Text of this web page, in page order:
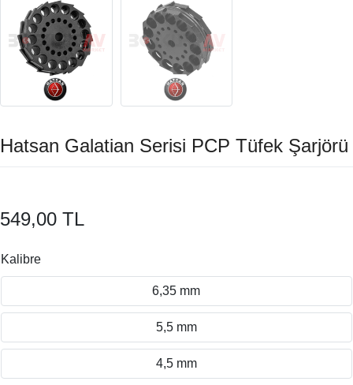
Hatsan Galatian Serisi PCP Tüfek Şarjörü
549,00 TL
Kalibre
6,35 mm
5,5 mm
4,5 mm